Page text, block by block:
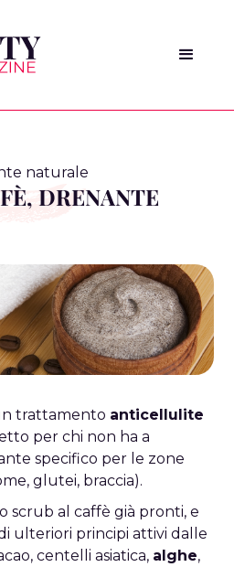
naturale
DRENANTE
trattamento anticellulite
per chi non ha a
specifico per le zone
glutei, braccia).
scrub al caffè già pronti, e
ulteriori principi attivi dalle
centelli asiatica, alghe,